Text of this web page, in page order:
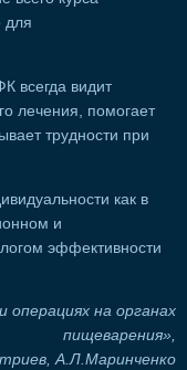
для
всегда видит
лечения, помогает
трудности при
как в
и
эффективности
операциях на органах
пищеварения»,
А.Л.Маринченко